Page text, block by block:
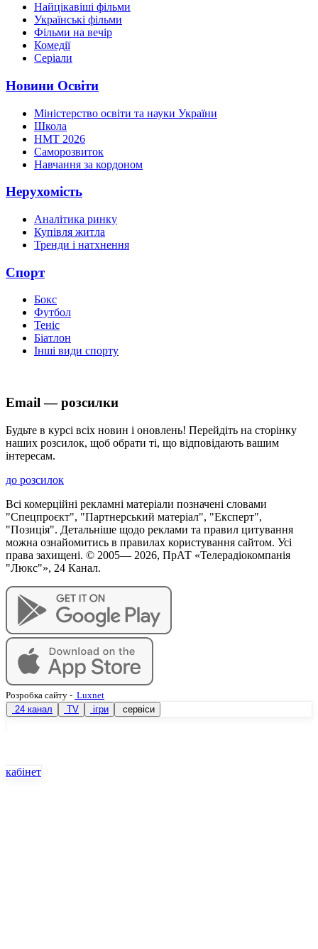
Найцікавіші фільми
Українські фільми
Фільми на вечір
Комедії
Серіали
Новини Освіти
Міністерство освіти та науки України
Школа
НМТ 2026
Саморозвиток
Навчання за кордоном
Нерухомість
Аналітика ринку
Купівля житла
Тренди і натхнення
Спорт
Бокс
Футбол
Теніс
Біатлон
Інші види спорту
Email — розсилки
Будьте в курсі всіх новин і оновлень! Перейдіть на сторінку
наших розсилок, щоб обрати ті, що відповідають вашим
інтересам.
до розсилок
Всі комерційні рекламні матеріали позначені словами
"Спецпроєкт", "Партнерський матеріал", "Експерт",
"Позиція". Детальніше щодо реклами та правил цитування
можна ознайомитись в правилах користування сайтом. Усі
права захищені. © 2005— 2026, ПрАТ «Телерадіокомпанія
"Люкс"», 24 Канал.
Розробка сайту - Luxnet
24 канал
TV ігри сервіси
кабінет